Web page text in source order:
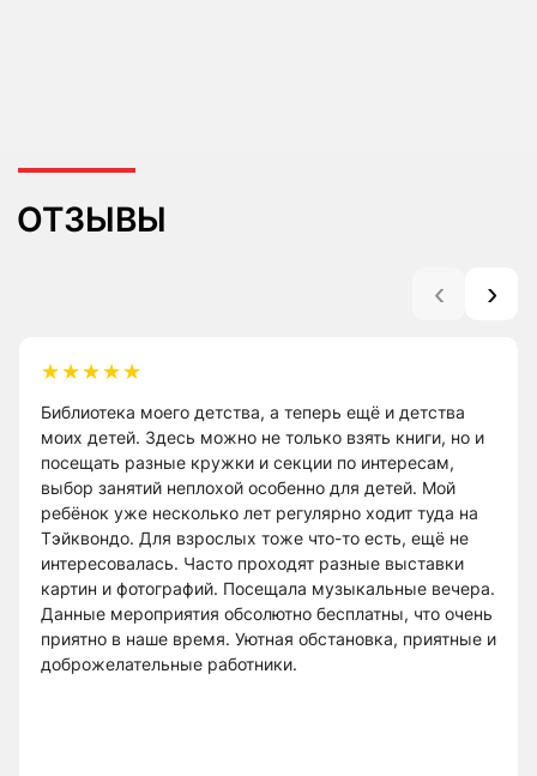
‹ ›
★★★★★
Библиотека моего детства, а теперь ещё и детства
моих детей. Здесь можно не только взять книги, но и
посещать разные кружки и секции по интересам,
выбор занятий неплохой особенно для детей. Мой
ребёнок уже несколько лет регулярно ходит туда на
Тэйквондо. Для взрослых тоже что-то есть, ещё не
интересовалась. Часто проходят разные выставки
картин и фотографий. Посещала музыкальные вечера.
Данные мероприятия обсолютно бесплатны, что очень
приятно в наше время. Уютная обстановка, приятные и
доброжелательные работники.